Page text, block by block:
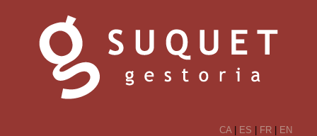
CA ES FR EN